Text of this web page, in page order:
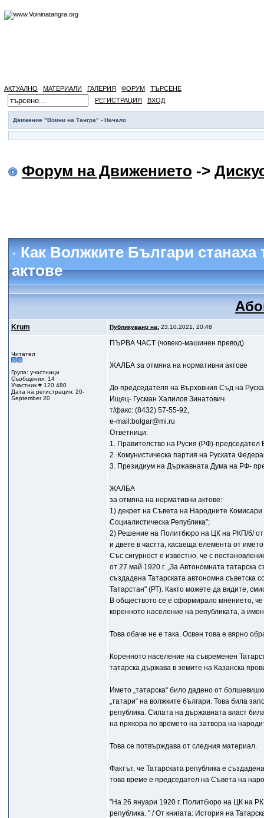
АКТУАЛНО МАТЕРИАЛИ ГАЛЕРИЯ ФОРУМ
ТЪРСЕНЕ
РЕГИСТРАЦИЯ
ВХОД
Движение "Воини на Тангра" - Начало
Форум на Движението ->
Как Волжките Българи станаха
актове
Krum Публикувано на:23.10.2021, 20:48
Читател
Група: участници
Съобщения: 14
Участник # 120 480
Дата на регистрация: 20-
September 20
ПЪРВА ЧАСТ (човеко-машинен превод)
ЖАЛБА за отмяна на нормативни актове
До председателя на Върховния Съд на
Ищец- Гусман Халилов Зинатович
т/факс: (8432) 57-55-92,
e-mail:bolgar@mi.ru
Ответници:
1. Правителство на Русия (РФ)-председател
2. Комунистическа партия на Руската
3. Президиум на Държавната Дума на РФ-
ЖАЛБА
за отмяна на нормативни актове:
1) декрет на Съвета на Народните
Социалистическа Република”;
2) Решение на Политбюро на ЦК на РКП/б/ от
и двете в частта, касаеща елемента от
Със сигурност е известно, че с
от 27 май 1920 г. „За Автономната татарска
създадена Татарската автономна съветска
Татарстан" (РТ). Както можете да видите,
В обществото се е сформирало мнението, че
коренното население на републиката, а
Това обаче не е така. Освен това е вярно
Коренното население на съвременен
татарска държава в земите на Казанска
Името „татарска“ било дадено от
„татари“ на волжките българи. Това била
република. Силата на държавната власт
на прякора по времето на затвора на
Това се потвърждава от следния материал.
Фактът, че Татарската република е
това време е председател на Съвета на
”На 26 януари 1920 г. Политбюро на ЦК на
република. " / От книгата: История на